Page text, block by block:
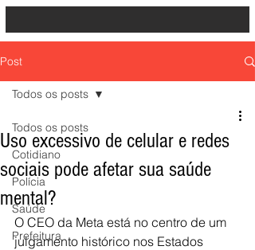
Post
Todos os posts
Cotidiano
Polícia
Saúde
Prefeitura
Todos os posts
Uso excessivo de celular e redes
sociais pode afetar sua saúde
mental?
O CEO da Meta está no centro de um
julgamento histórico nos Estados